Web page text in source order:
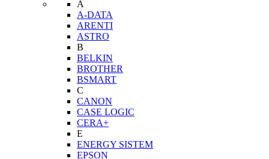
A
A-DATA
ARENTI
ASTRO
B
BELKIN
BROTHER
BSMART
C
CANON
CASE LOGIC
CERA+
E
ENERGY SISTEM
EPSON